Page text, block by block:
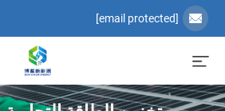
[email protected]